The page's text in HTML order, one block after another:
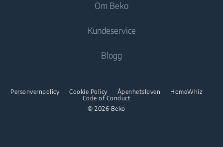
Komfyr
Integrert mikro
Vask og tørk kombi
Vask og tørk kombi
Tørketrommel
Integrert kombi
Matlaging
Integrert ovn
Integrert platetopp
Integrerte sett
Robotstøvsuger
Om Beko
Om oss
Beko Professional
Kundeservice
Blogg
© 2026 Beko
Personvernpolicy Cookie Policy Åpenhetsloven
HomeWhiz
Code of Conduct